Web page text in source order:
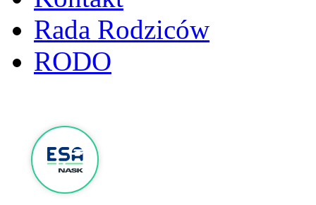
Rada Rodziców
RODO